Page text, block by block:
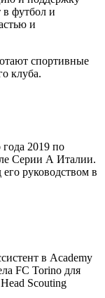
в футбол и
и
спортивные
клуба.
2019 по
Серии А Италии.
руководством в
в Academy
FC Torino для
Scouting